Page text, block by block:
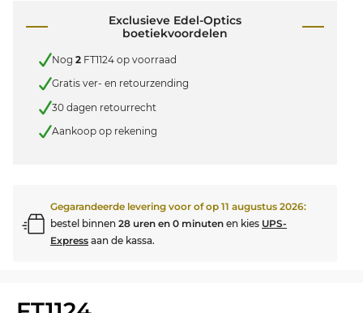
Exclusieve Edel-Optics
boetiekvoordelen
Nog 2 FT1124 op voorraad
Gratis ver- en retourzending
30 dagen retourrecht
Aankoop op rekening
Gegarandeerde levering voor of op 11 augustus 2026:
bestel binnen 28 uren en 0 minuten en kies UPS-
Express aan de kassa.